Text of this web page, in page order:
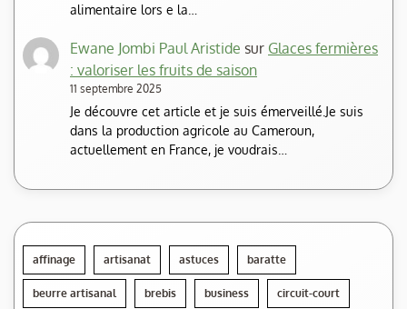
alimentaire lors e la…
Ewane Jombi Paul Aristide sur Glaces fermières
: valoriser les fruits de saison
11 septembre 2025
Je découvre cet article et je suis émerveillé.Je suis
dans la production agricole au Cameroun,
actuellement en France, je voudrais…
affinage artisanat astuces baratte
beurre artisanal brebis business circuit-court